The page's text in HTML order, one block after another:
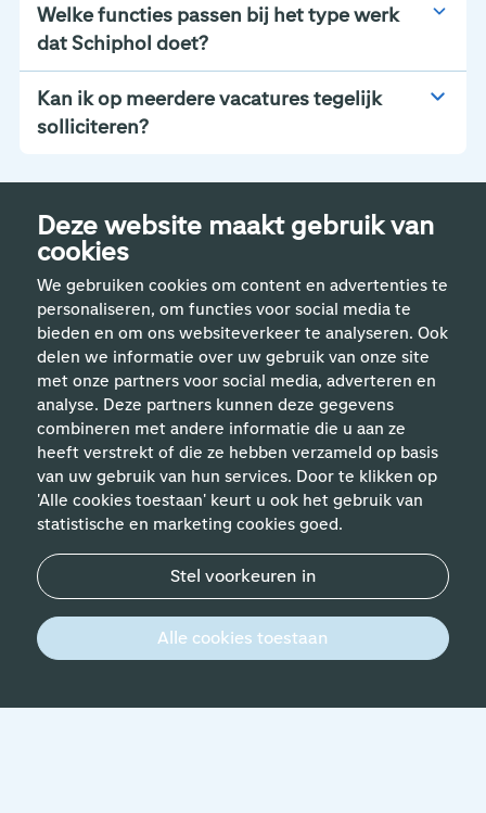
Deze website maakt gebruik van
cookies
We gebruiken cookies om content en advertenties te
personaliseren, om functies voor social media te
bieden en om ons websiteverkeer te analyseren. Ook
delen we informatie over uw gebruik van onze site
met onze partners voor social media, adverteren en
analyse. Deze partners kunnen deze gegevens
combineren met andere informatie die u aan ze
heeft verstrekt of die ze hebben verzameld op basis
van uw gebruik van hun services. Door te klikken op
'Alle cookies toestaan' keurt u ook het gebruik van
statistische en marketing cookies goed.
Stel voorkeuren in
Alle cookies toestaan
Welke functies passen bij het type werk
dat Schiphol doet?
Kan ik op meerdere vacatures tegelijk
solliciteren?
Handige links
Vakgebieden
Contact
© 2026 Werken bij SchipholPrivacyverklaring